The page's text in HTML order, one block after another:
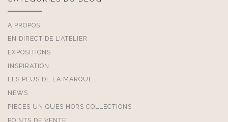
A PROPOS
EN DIRECT DE L'ATELIER
EXPOSITIONS
INSPIRATION
LES PLUS DE LA MARQUE
NEWS
PIÈCES UNIQUES HORS COLLECTIONS
POINTS DE VENTE